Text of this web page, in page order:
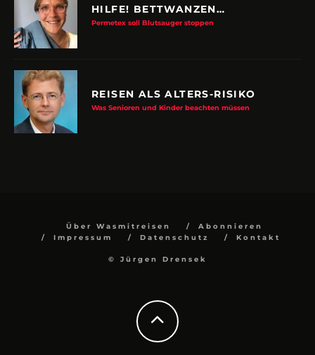
HILFE! BETTWANZEN…
Permetex soll Blutsauger stoppen
REISEN ALS ALTERS-RISIKO
Was Senioren und Kinder beachten müssen
Über Wasmitreisen
Abonnieren
Impressum
Datenschutz Kontakt
© Jürgen Drensek